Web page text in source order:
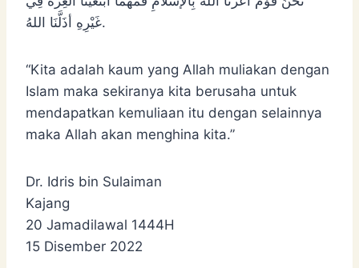
غَيْرِهِ أذَلَّنَا اللهُ.
“Kita adalah kaum yang Allah muliakan dengan
Islam maka sekiranya kita berusaha untuk
mendapatkan kemuliaan itu dengan selainnya
maka Allah akan menghina kita.”
Dr. Idris bin Sulaiman
Kajang
20 Jamadilawal 1444H
15 Disember 2022